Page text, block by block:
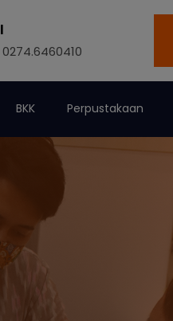
BKK Perpustakaan